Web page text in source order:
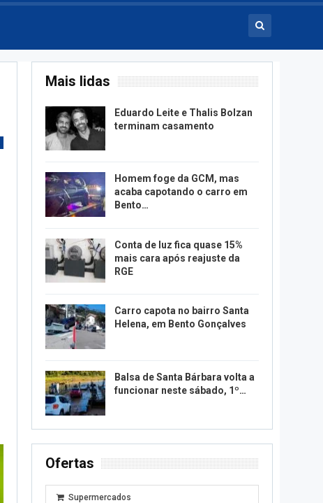
Mais lidas
Eduardo Leite e Thalis Bolzan
terminam casamento
Homem foge da GCM, mas
acaba capotando o carro em
Bento…
Conta de luz fica quase 15%
mais cara após reajuste da
RGE
Carro capota no bairro Santa
Helena, em Bento Gonçalves
Balsa de Santa Bárbara volta a
funcionar neste sábado, 1º…
Ofertas
Supermercados